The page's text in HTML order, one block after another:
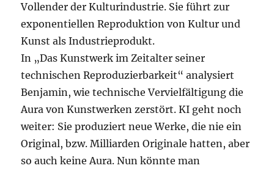
Vollender der Kulturindustrie. Sie führt zur
exponentiellen Reproduktion von Kultur und
Kunst als Industrieprodukt.
In „Das Kunstwerk im Zeitalter seiner
technischen Reproduzierbarkeit“ analysiert
Benjamin, wie technische Vervielfältigung die
Aura von Kunstwerken zerstört. KI geht noch
weiter: Sie produziert neue Werke, die nie ein
Original, bzw. Milliarden Originale hatten, aber
so auch keine Aura. Nun könnte man